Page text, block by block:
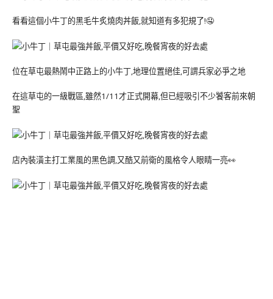
看看這個小牛丁的黑毛牛炙燒肉丼飯,就知道有多犯規了!🤤
位在草屯最熱鬧中正路上的小牛丁,地理位置絕佳,可謂兵家必爭之地
在這草屯的一級戰區,雖然1/11才正式開幕,但已經吸引不少饕客前來朝
聖
店內裝潢主打工業風的黑色調,又酷又前衛的風格令人眼睛一亮👀